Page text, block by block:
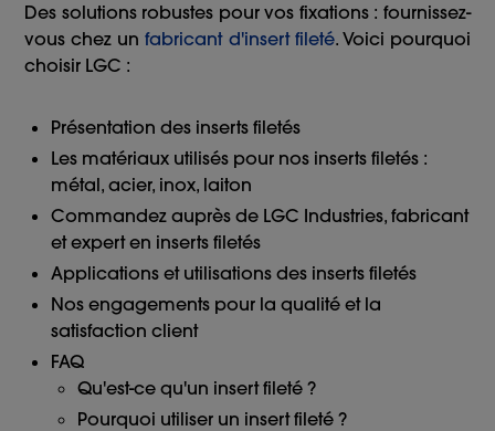
Des solutions robustes pour vos fixations : fournissez-
vous chez unfabricant d'insert fileté. Voici pourquoi
choisir LGC :
Présentation des inserts filetés
Les matériaux utilisés pour nos inserts filetés :
métal, acier, inox, laiton
Commandez auprès de LGC Industries, fabricant
et expert en inserts filetés
Applications et utilisations des inserts filetés
Nos engagements pour la qualité et la
satisfaction client
FAQ
Qu'est-ce qu'un insert fileté ?
Pourquoi utiliser un insert fileté ?